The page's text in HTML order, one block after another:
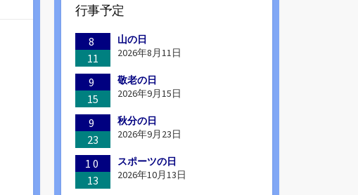
行事予定
8
11
山の日
2026年8月11日
9
15
敬老の日
2026年9月15日
9
23
秋分の日
2026年9月23日
10
13
スポーツの日
2026年10月13日